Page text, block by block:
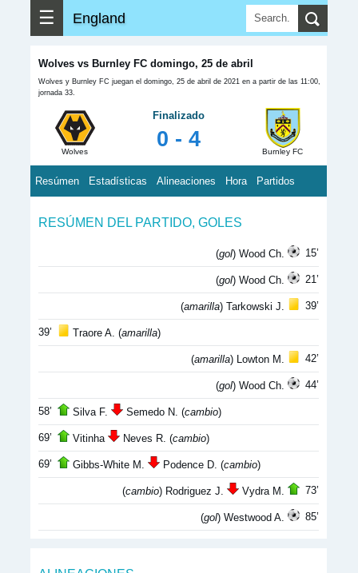
☰ England
Wolves vs Burnley FC domingo, 25 de abril
Wolves y Burnley FC juegan el domingo, 25 de abril de 2021 en a partir de las 11:00,
jornada 33.
Wolves
Finalizado
0 - 4
Burnley FC
Resúmen Estadísticas Alineaciones Hora Partidos
RESÚMEN DEL PARTIDO, GOLES
(gol) Wood Ch. 15’
(gol) Wood Ch. 21’
(amarilla) Tarkowski J. 39’
39’ Traore A. (amarilla)
(amarilla) Lowton M. 42’
(gol) Wood Ch. 44’
58’ Silva F. Semedo N. (cambio)
69’ Vitinha Neves R. (cambio)
69’ Gibbs-White M. Podence D. (cambio)
(cambio) Rodriguez J. Vydra M. 73’
(gol) Westwood A. 85’